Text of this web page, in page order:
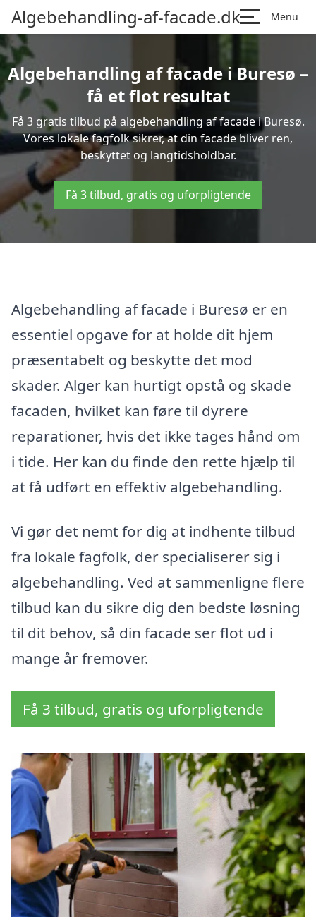
Algebehandling-af-facade.dk Menu
Algebehandling af facade i Buresø –
få et flot resultat
Få 3 gratis tilbud på algebehandling af facade i Buresø.
Vores lokale fagfolk sikrer, at din facade bliver ren,
beskyttet og langtidsholdbar.
Få 3 tilbud, gratis og uforpligtende
Algebehandling af facade i Buresø er en
essentiel opgave for at holde dit hjem
præsentabelt og beskytte det mod
skader. Alger kan hurtigt opstå og skade
facaden, hvilket kan føre til dyrere
reparationer, hvis det ikke tages hånd om
i tide. Her kan du finde den rette hjælp til
at få udført en effektiv algebehandling.
Vi gør det nemt for dig at indhente tilbud
fra lokale fagfolk, der specialiserer sig i
algebehandling. Ved at sammenligne flere
tilbud kan du sikre dig den bedste løsning
til dit behov, så din facade ser flot ud i
mange år fremover.
Få 3 tilbud, gratis og uforpligtende